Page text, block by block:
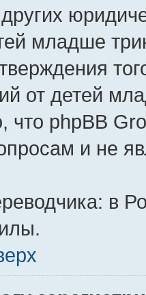
младше
от детей
что phpBB
и не
в